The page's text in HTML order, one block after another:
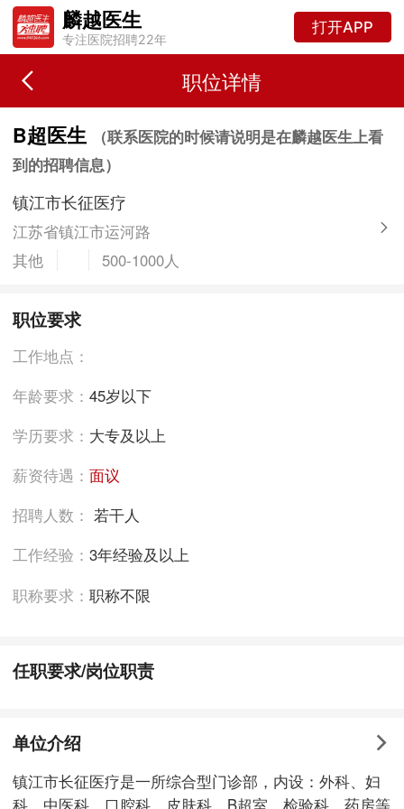
麟越医生
专注医院招聘22年
打开APP
职位详情
B超医生
（联系医院的时候请说明是在麟越医生上看
到的招聘信息）
镇江市长征医疗
江苏省镇江市运河路
其他
500-1000人
职位要求
工作地点：
年龄要求：45岁以下
学历要求： 大专及以上
薪资待遇：面议
招聘人数：若干人
工作经验：3年经验及以上
职称要求：职称不限
任职要求/岗位职责
单位介绍
镇江市长征医疗是一所综合型门诊部，内设：外科、妇
科、中医科、口腔科、皮肤科、B超室、检验科、药房等